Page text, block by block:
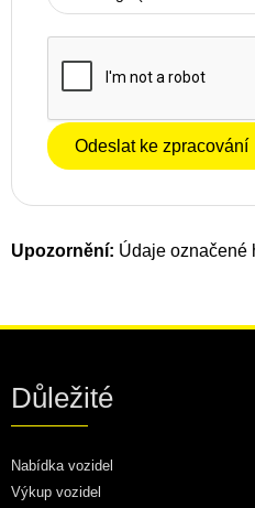
Odeslat ke zpracování
Upozornění: Údaje označené
Důležité
Nabídka vozidel
Výkup vozidel